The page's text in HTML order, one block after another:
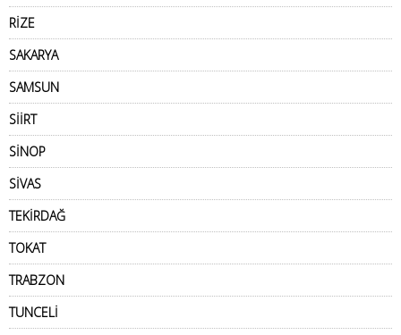
RİZE
SAKARYA
SAMSUN
SİİRT
SİNOP
SİVAS
TEKİRDAĞ
TOKAT
TRABZON
TUNCELİ